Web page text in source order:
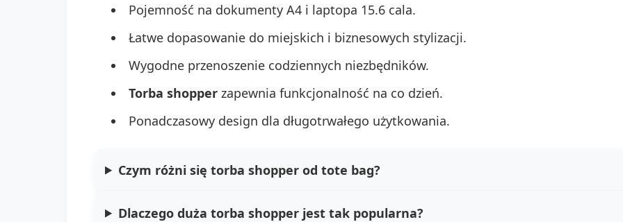
Pojemność na dokumenty A4 i laptopa 15.6 cala.
Łatwe dopasowanie do miejskich i biznesowych stylizacji.
Wygodne przenoszenie codziennych niezbędników.
Torba shopper zapewnia funkcjonalność na co dzień.
Ponadczasowy design dla długotrwałego użytkowania.
Czym różni się torba shopper od tote bag?
Dlaczego duża torba shopper jest tak popularna?